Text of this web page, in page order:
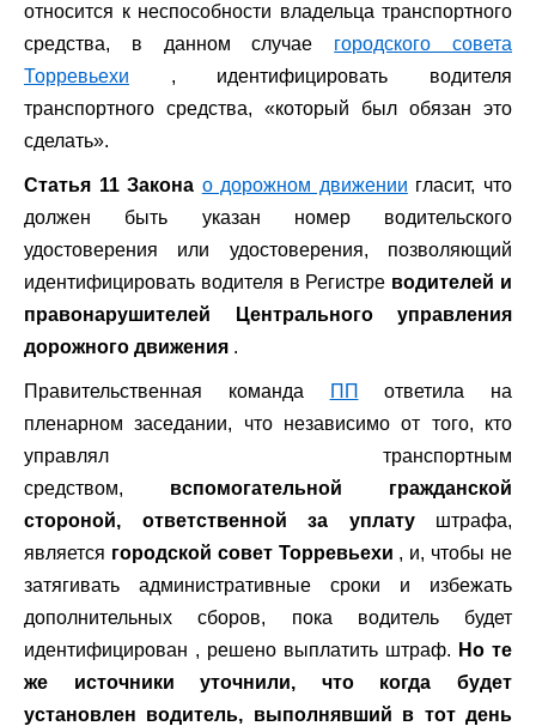
относится к неспособности владельца транспортного
средства, в данном случае городского совета
Торревьехи , идентифицировать водителя
транспортного средства, «который был обязан это
сделать».
Статья 11 Закона о дорожном движении гласит, что
должен быть указан номер водительского
удостоверения или удостоверения, позволяющий
идентифицировать водителя в Регистре водителей и
правонарушителей Центрального управления
дорожного движения .
Правительственная команда ПП
ответила на
пленарном заседании, что независимо от того, кто
управлял транспортным
средством, вспомогательной гражданской
стороной, ответственной за уплатуштрафа,
является городской совет Торревьехи , и, чтобы не
затягивать административные сроки и избежать
дополнительных сборов, пока водитель будет
идентифицирован , решено выплатить штраф. Но те
же источники уточнили, что когда будет
установлен водитель, выполнявший в тот день